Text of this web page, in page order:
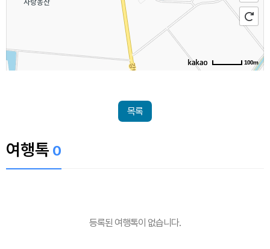
100m
목록
여행톡 0
등록된 여행톡이 없습니다.